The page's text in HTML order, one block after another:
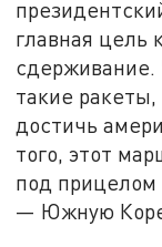
главная цель
такие
достичь
того, этот
под
— Южную